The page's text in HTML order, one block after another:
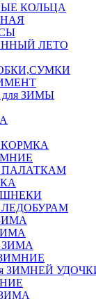
КОЛЬЦА
ЛЕТО
ЗИМЫ
ПАЛАТКАМ
ШНЕКИ
ЗИМНЕЙ